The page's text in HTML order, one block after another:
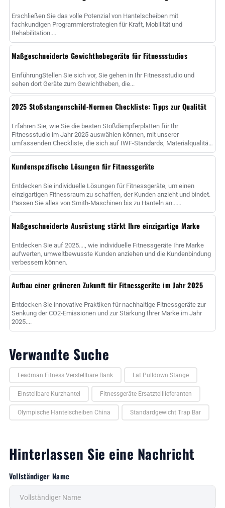
Erschließen Sie das volle Potenzial von Hantelscheiben mit
fachkundigen Programmierstrategien für Kraft, Mobilität und
Rehabilitation....
Maßgeschneiderte Gewichthebegeräte für Fitnessstudios
EinführungStellen Sie sich vor, Sie gehen in Ihr Fitnessstudio und
sehen dort Geräte zum Gewichtheben, die...
2025 Stoßstangenschild-Normen Checkliste: Tipps zur Qualität
Erfahren Sie, wie Sie die besten Stoßdämpferplatten für Ihr
Fitnessstudio im Jahr 2025 auswählen können, mit unserer
umfassenden Checkliste, die sich auf IWF-Standards, Materialqualität,
Bounce-Werte und ......
Kundenspezifische Lösungen für Fitnessgeräte
Entdecken Sie individuelle Lösungen für Fitnessgeräte, um einen
einzigartigen Fitnessraum zu schaffen, der Kunden anzieht und bindet.
Passen Sie alles von Smith-Maschinen bis zu Hanteln an......
Maßgeschneiderte Ausrüstung stärkt Ihre einzigartige Marke
Entdecken Sie auf 2025...., wie individuelle Fitnessgeräte Ihre Marke
aufwerten, umweltbewusste Kunden anziehen und die Kundenbindung
verbessern können.
Aufbau einer grüneren Zukunft für Fitnessgeräte im Jahr 2025
Entdecken Sie innovative Praktiken für nachhaltige Fitnessgeräte zur
Senkung der CO2-Emissionen und zur Stärkung Ihrer Marke im Jahr
2025....
Verwandte Suche
Leadman Fitness Verstellbare Bank Lat Pulldown Stange
Einstellbare Kurzhantel Fitnessgeräte Ersatzteillieferanten
Olympische Hantelscheiben China Standardgewicht Trap Bar
Hinterlassen Sie eine Nachricht
Vollständiger Name